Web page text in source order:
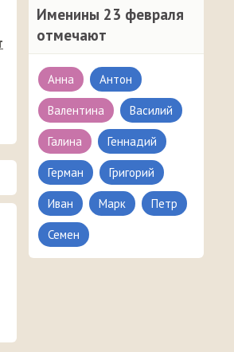
Именины 23 февраля
отмечают
Анна Антон
Валентина Василий
Галина Геннадий
Герман Григорий
Иван Марк Петр
Семен